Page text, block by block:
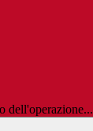
dell'operazione...